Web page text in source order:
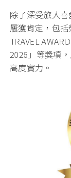
除了深受旅人
屢獲肯定，包括
TRAVEL
2026」等獎項
高度實力。